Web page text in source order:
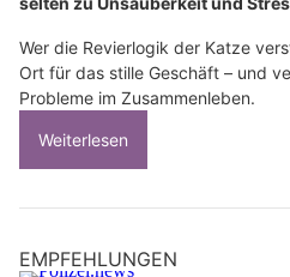
Wer die Revierlogik der Katze
Ort für das stille Geschäft – und
Probleme im Zusammenleben.
Weiterlesen
EMPFEHLUNGEN